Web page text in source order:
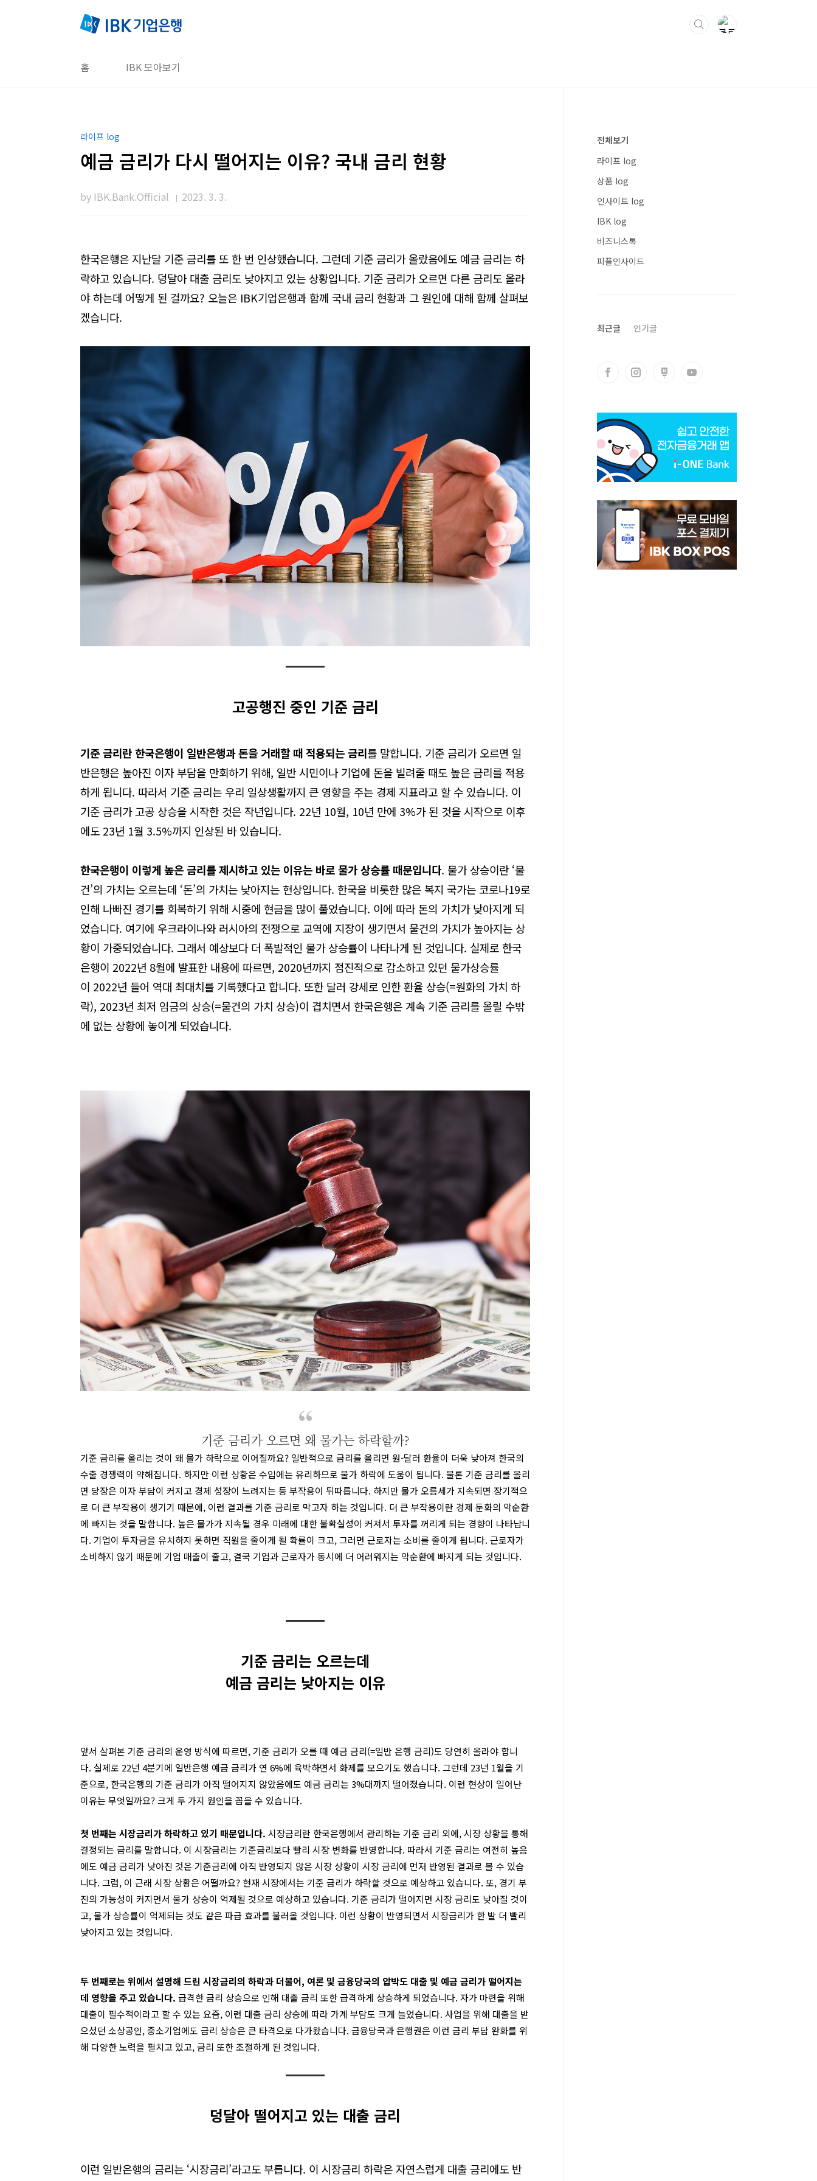
홈 IBK 모아보기
라이프 log
예금 금리가 다시 떨어지는 이유? 국내 금리 현황
by IBK.Bank.Official 2023. 3. 3.
한국은행은 지난달 기준 금리를 또 한 번 인상했습니다. 그런데 기준 금리가 올랐음에도 예금 금리는 하
락하고 있습니다. 덩달아 대출 금리도 낮아지고 있는 상황입니다. 기준 금리가 오르면 다른 금리도 올라
야 하는데 어떻게 된 걸까요? 오늘은 IBK기업은행과 함께 국내 금리 현황과 그 원인에 대해 함께 살펴보
겠습니다.
고공행진 중인 기준 금리
기준 금리란 한국은행이 일반은행과 돈을 거래할 때 적용되는 금리를 말합니다. 기준 금리가 오르면 일
반은행은 높아진 이자 부담을 만회하기 위해, 일반 시민이나 기업에 돈을 빌려줄 때도 높은 금리를 적용
하게 됩니다. 따라서 기준 금리는 우리 일상생활까지 큰 영향을 주는 경제 지표라고 할 수 있습니다. 이
기준 금리가 고공 상승을 시작한 것은 작년입니다. 22년 10월, 10년 만에 3%가 된 것을 시작으로 이후
에도 23년 1월 3.5%까지 인상된 바 있습니다.
한국은행이 이렇게 높은 금리를 제시하고 있는 이유는 바로 물가 상승률 때문입니다. 물가 상승이란 ‘물
건’의 가치는 오르는데 ‘돈’의 가치는 낮아지는 현상입니다. 한국을 비롯한 많은 복지 국가는 코로나19로
인해 나빠진 경기를 회복하기 위해 시중에 현금을 많이 풀었습니다. 이에 따라 돈의 가치가 낮아지게 되
었습니다. 여기에 우크라이나와 러시아의 전쟁으로 교역에 지장이 생기면서 물건의 가치가 높아지는 상
황이 가중되었습니다. 그래서 예상보다 더 폭발적인 물가 상승률이 나타나게 된 것입니다. 실제로 한국
은행이 2022년 8월에 발표한 내용에 따르면, 2020년까지 점진적으로 감소하고 있던 물가상승률
이 2022년 들어 역대 최대치를 기록했다고 합니다. 또한 달러 강세로 인한 환율 상승(=원화의 가치 하
락), 2023년 최저 임금의 상승(=물건의 가치 상승)이 겹치면서 한국은행은 계속 기준 금리를 올릴 수밖
에 없는 상황에 놓이게 되었습니다.
기준 금리가 오르면 왜 물가는 하락할까?
기준 금리를 올리는 것이 왜 물가 하락으로 이어질까요? 일반적으로 금리를 올리면 원-달러 환율이 더욱 낮아져 한국의
수출 경쟁력이 약해집니다. 하지만 이런 상황은 수입에는 유리하므로 물가 하락에 도움이 됩니다. 물론 기준 금리를 올리
면 당장은 이자 부담이 커지고 경제 성장이 느려지는 등 부작용이 뒤따릅니다. 하지만 물가 오름세가 지속되면 장기적으
로 더 큰 부작용이 생기기 때문에, 이런 결과를 기준 금리로 막고자 하는 것입니다. 더 큰 부작용이란 경제 둔화의 악순환
에 빠지는 것을 말합니다. 높은 물가가 지속될 경우 미래에 대한 불확실성이 커져서 투자를 꺼리게 되는 경향이 나타납니
다. 기업이 투자금을 유치하지 못하면 직원을 줄이게 될 확률이 크고,그러면 근로자는 소비를 줄이게 됩니다. 근로자가
소비하지 않기 때문에 기업 매출이 줄고,결국 기업과 근로자가 동시에 더 어려워지는 악순환에 빠지게 되는 것입니다.
기준 금리는 오르는데
예금 금리는 낮아지는 이유
앞서 살펴본 기준 금리의 운영 방식에 따르면,기준 금리가 오를 때 예금 금리(=일반 은행 금리)도 당연히 올라야 합니
다. 실제로 22년 4분기에 일반은행 예금 금리가 연 6%에 육박하면서 화제를 모으기도 했습니다. 그런데 23년 1월을 기
준으로, 한국은행의 기준 금리가 아직 떨어지지 않았음에도 예금 금리는 3%대까지 떨어졌습니다. 이런 현상이 일어난
이유는 무엇일까요?크게 두 가지 원인을 꼽을 수 있습니다.
첫 번째는 시장금리가 하락하고 있기 때문입니다. 시장금리란 한국은행에서 관리하는 기준 금리 외에,시장 상황을 통해
결정되는 금리를 말합니다. 이 시장금리는 기준금리보다 빨리 시장 변화를 반영합니다. 따라서 기준 금리는 여전히 높음
에도 예금 금리가 낮아진 것은 기준금리에 아직 반영되지 않은 시장 상황이 시장 금리에 먼저 반영된 결과로 볼 수 있습
니다. 그럼, 이 근래 시장 상황은 어떨까요?현재 시장에서는 기준 금리가 하락할 것으로 예상하고 있습니다. 또, 경기 부
진의 가능성이 커지면서 물가 상승이 억제될 것으로 예상하고 있습니다. 기준 금리가 떨어지면 시장 금리도 낮아질 것이
고,물가 상승률이 억제되는 것도 같은 파급 효과를 불러올 것입니다. 이런 상황이 반영되면서 시장금리가 한 발 더 빨리
낮아지고 있는 것입니다.
두 번째로는 위에서 설명해 드린 시장금리의 하락과 더불어, 여론 및 금융당국의 압박도 대출 및 예금 금리가 떨어지는
데 영향을 주고 있습니다. 급격한 금리 상승으로 인해 대출 금리 또한 급격하게 상승하게 되었습니다. 자가 마련을 위해
대출이 필수적이라고 할 수 있는 요즘, 이런 대출 금리 상승에 따라 가계 부담도 크게 늘었습니다. 사업을 위해 대출을 받
으셨던 소상공인,중소기업에도 금리 상승은 큰 타격으로 다가왔습니다. 금융당국과 은행권은 이런 금리 부담 완화를 위
해 다양한 노력을 펼치고 있고,금리 또한 조절하게 된 것입니다.
덩달아 떨어지고 있는 대출 금리
이런 일반은행의 금리는 ‘시장금리’라고도 부릅니다. 이 시장금리 하락은 자연스럽게 대출 금리에도 반
전체보기
라이프 log
상품 log
인사이트 log
IBK log
비즈니스톡
피플인사이드
최근글 인기글